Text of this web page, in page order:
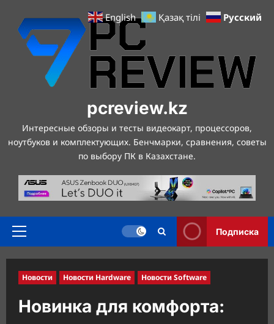
содержимому
pcreview.kz
Интересные обзоры и тесты видеокарт, процессоров,
ноутбуков и комплектующих. Бенчмарки, сравнения, советы
по выбору ПК в Казахстане.
Основное
Подписка
Новости Новости Hardware Новости Software
Новинка для комфорта:
English Қазақ тілі Русский